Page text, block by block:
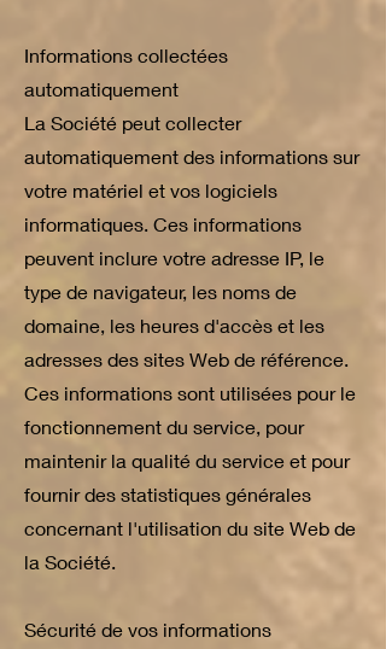
Informations collectées
automatiquement
La Société peut collecter
automatiquement des informations sur
votre matériel et vos logiciels
informatiques. Ces informations
peuvent inclure votre adresse IP, le
type de navigateur, les noms de
domaine, les heures d'accès et les
adresses des sites Web de référence.
Ces informations sont utilisées pour le
fonctionnement du service, pour
maintenir la qualité du service et pour
fournir des statistiques générales
concernant l'utilisation du site Web de
la Société.
Sécurité de vos informations